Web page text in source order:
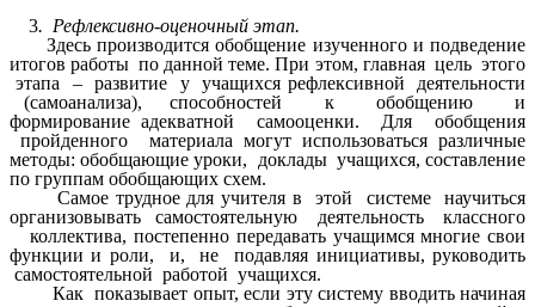
3. Рефлексивно-оценочный этап.
Здесь производится обобщение изученного и подведение
итогов работы по данной теме. При этом, главная цель этого
этапа – развитие у учащихся рефлексивной деятельности
(самоанализа), способностей к обобщению и
формирование адекватной самооценки. Для обобщения
пройденного материала могут использоваться различные
методы: обобщающие уроки, доклады учащихся, составление
по группам обобщающих схем.
Самое трудное для учителя в этой системе научиться
организовывать самостоятельную деятельность классного
коллектива, постепенно передавать учащимся многие свои
функции и роли, и, не подавляя инициативы, руководить
самостоятельной работой учащихся.
Как показывает опыт, если эту систему вводить начиная